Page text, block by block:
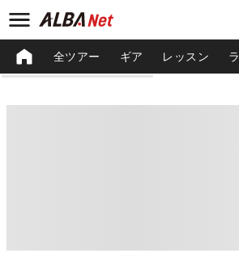
全ツアー ギア レッスン